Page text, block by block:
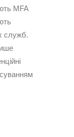
MFA
служб.